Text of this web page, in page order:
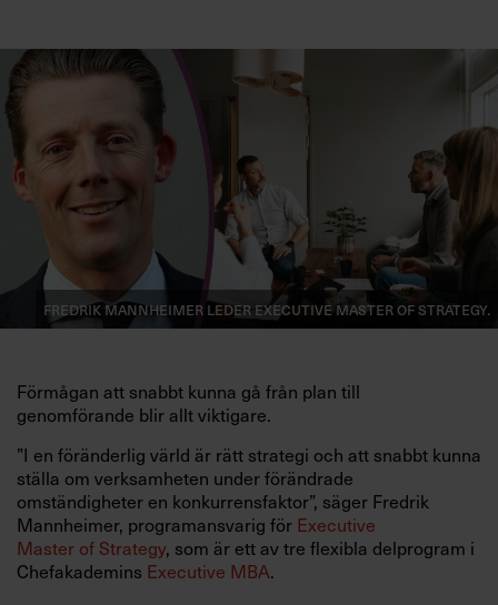
Fredrik Mannheimer leder Executive Master of Strategy.
Förmågan att snabbt kunna gå från plan till
genomförande blir allt viktigare.
”I en föränderlig värld är rätt strategi och att snabbt kunna
ställa om verksamheten under förändrade
omständigheter en konkurrensfaktor”, säger Fredrik
Mannheimer, programansvarig för Executive
Master of Strategy, som är ett av tre flexibla delprogram i
Chefakademins Executive MBA.